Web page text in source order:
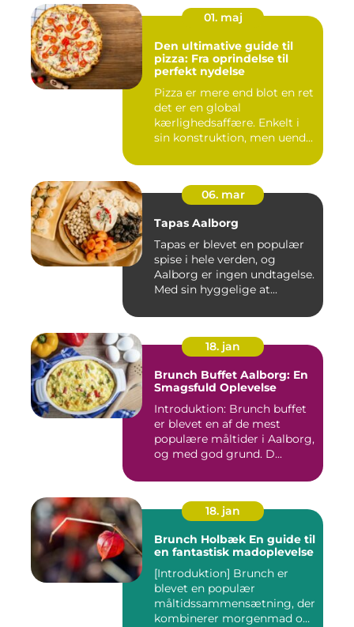
01. maj
Den ultimative guide til
pizza: Fra oprindelse til
perfekt nydelse
Pizza er mere end blot en ret
det er en global
kærlighedsaffære. Enkelt i
sin konstruktion, men uend...
06. mar
Tapas Aalborg
Tapas er blevet en populær
spise i hele verden, og
Aalborg er ingen undtagelse.
Med sin hyggelige at...
18. jan
Brunch Buffet Aalborg: En
Smagsfuld Oplevelse
Introduktion: Brunch buffet
er blevet en af de mest
populære måltider i Aalborg,
og med god grund. D...
18. jan
Brunch Holbæk En guide til
en fantastisk madoplevelse
[Introduktion] Brunch er
blevet en populær
måltidssammensætning, der
kombinerer morgenmad og